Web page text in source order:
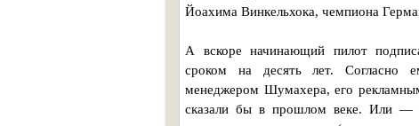
Йоахима Винкельхока, чемпиона
А вскоре начинающий пилот
сроком на десять лет. Согласно
менеджером Шумахера, его
сказали бы в прошлом веке. Или —